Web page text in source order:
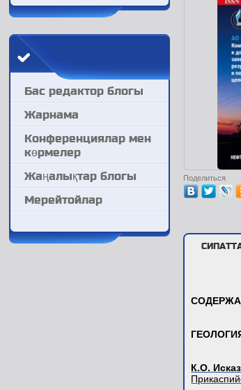
Бас редактор блогы
Жарнама
Конференциялар мен
көрмелер
Жаңалықтар блогы
Мерейтойлар
Поделиться
К.О.